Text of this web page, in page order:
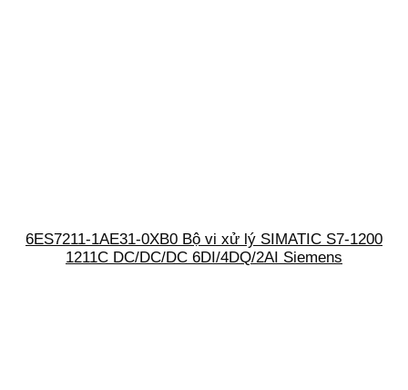
6ES7211-1AE31-0XB0 Bộ vi xử lý SIMATIC S7-1200
1211C DC/DC/DC 6DI/4DQ/2AI Siemens